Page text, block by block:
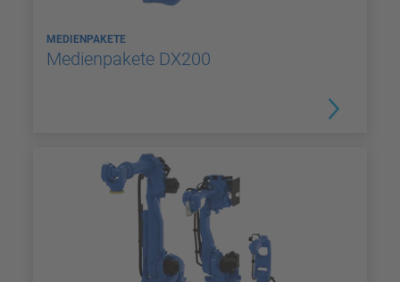
MEDIENPAKETE
Medienpakete DX200